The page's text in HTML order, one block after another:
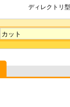
ディレクトリ